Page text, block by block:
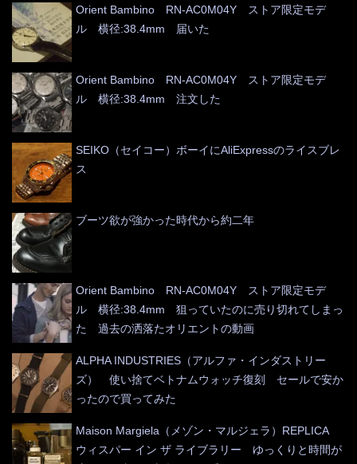
Orient Bambino RN-AC0M04Y ストア限定モデ
ル 横径:38.4mm 届いた
Orient Bambino RN-AC0M04Y ストア限定モデ
ル 横径:38.4mm 注文した
SEIKO（セイコー）ボーイにAliExpressのライスブレ
ス
ブーツ欲が強かった時代から約二年
Orient Bambino RN-AC0M04Y ストア限定モデ
ル 横径:38.4mm 狙っていたのに売り切れてしまっ
た 過去の洒落たオリエントの動画
ALPHA INDUSTRIES（アルファ・インダストリー
ズ） 使い捨てベトナムウォッチ復刻 セールで安か
ったので買ってみた
Maison Margiela（メゾン・マルジェラ）REPLICA
ウィスパー イン ザ ライブラリー ゆっくりと時間が